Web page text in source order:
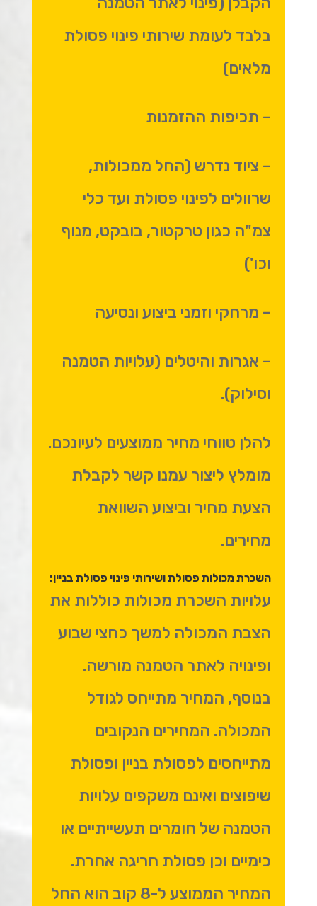
בלבד לעומת שירותי פינוי פסולת
מלאים)
– תכיפות ההזמנות
– ציוד נדרש (החל ממכולות,
שרוולים לפינוי פסולת ועד כלי
צמ"ה כגון טרקטור, בובקט, מנוף
וכו')
– מרחקי וזמני ביצוע ונסיעה
– אגרות והיטלים (עלויות הטמנה
וסילוק).
להלן טווחי מחיר ממוצעים לעיונכם.
מומלץ ליצור עמנו קשר לקבלת
הצעת מחיר וביצוע השוואת
מחירים.
השכרת מכולות פסולת ושירותי פינוי פסולת בניין:
עלויות השכרת מכולות כוללות את
הצבת המכולה למשך כחצי שבוע
ופינויה לאתר הטמנה מורשה.
בנוסף, המחיר מתייחס לגודל
המכולה. המחירים הנקובים
מתייחסים לפסולת בניין ופסולת
שיפוצים ואינם משקפים עלויות
הטמנה של חומרים תעשייתיים או
כימיים וכן פסולת חריגה אחרת.
המחיר הממוצע ל-8 קוב הוא החל